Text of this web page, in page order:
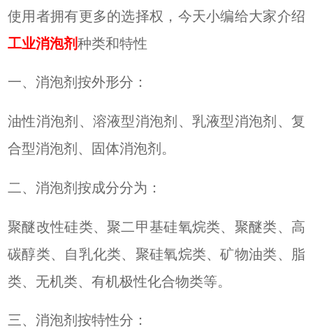
使用者拥有更多的选择权，今天小编给大家介绍
工业消泡剂种类和特性
一、消泡剂按外形分：
油性消泡剂 、 溶液型消泡剂、 乳液型消泡剂、 复
合型消泡剂、固体消泡剂。
二、消泡剂按成分分为：
聚醚改性硅类、 聚二甲基硅氧烷类、聚醚类、高
碳醇类、 自乳化类、聚硅氧烷类、矿物油类、脂
类、无机类、有机极性化合物类等。
三、消泡剂按特性分：